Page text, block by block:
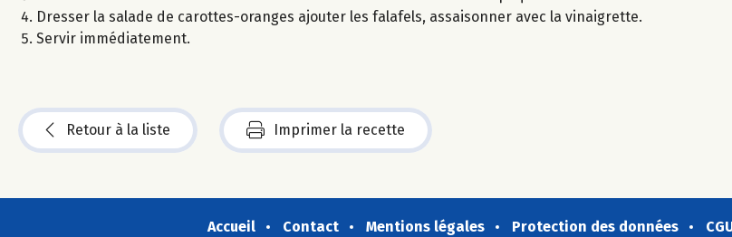
Dresser la salade de carottes-oranges ajouter les falafels, assaisonner avec la vinaigrette.
Servir immédiatement.
Retour à la liste Imprimer la recette
Accueil Contact Mentions légales Protection des données